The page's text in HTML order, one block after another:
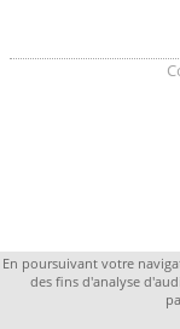
En poursuivant votre
des fins d'analyse